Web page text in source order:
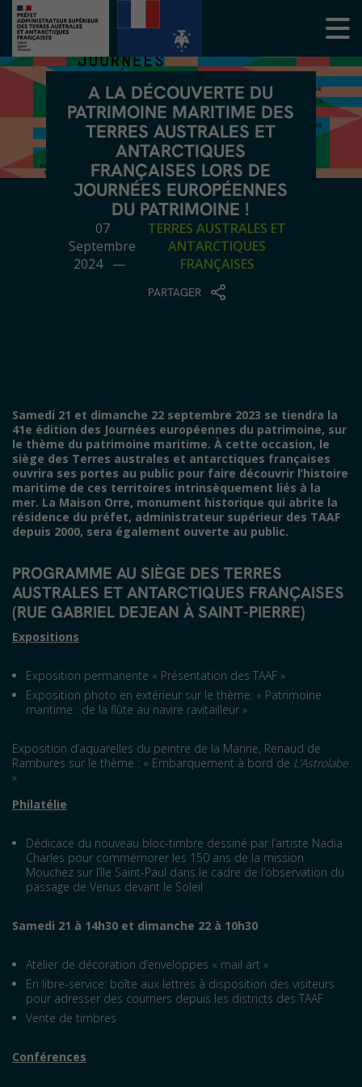
A LA DÉCOUVERTE DU
PATRIMOINE MARITIME DES
TERRES AUSTRALES ET
ANTARCTIQUES
FRANÇAISES LORS DE
JOURNÉES EUROPÉENNES
DU PATRIMOINE !
07
Septembre
2024 —
TERRES AUSTRALES ET
ANTARCTIQUES
FRANÇAISES
PARTAGER
Samedi 21 et dimanche 22 septembre 2023 se tiendra la
41e édition des Journées européennes du patrimoine, sur
le thème du patrimoine maritime. À cette occasion, le
siège des Terres australes et antarctiques françaises
ouvrira ses portes au public pour faire découvrir l’histoire
maritime de ces territoires intrinsèquement liés à la
mer. La Maison Orre, monument historique qui abrite la
résidence du préfet, administrateur supérieur des TAAF
depuis 2000, sera également ouverte au public.
PROGRAMME AU SIÈGE DES TERRES
AUSTRALES ET ANTARCTIQUES FRANÇAISES
(RUE GABRIEL DEJEAN À SAINT-PIERRE)
Expositions
Exposition permanente « Présentation des TAAF »
Exposition photo en extérieur sur le thème: « Patrimoine
maritime : de la flûte au navire ravitailleur »
Exposition d’aquarelles du peintre de la Marine, Renaud de
Rambures sur le thème : « Embarquement à bord de L’As­trolabe
»
Philatélie
Dédicace du nouveau bloc-timbre dessiné par l’artiste Nadia
Charles pour commémorer les 150 ans de la mission
Mouchez sur l’île Saint-Paul dans le cadre de l’observation du
passage de Venus devant le Soleil
Samedi 21 à 14h30 et dimanche 22 à 10h30
Atelier de décoration d’enveloppes « mail art »
En libre-service: boîte aux lettres à disposition des visiteurs
pour adresser des courriers depuis les districts des TAAF
Vente de timbres
Conférences